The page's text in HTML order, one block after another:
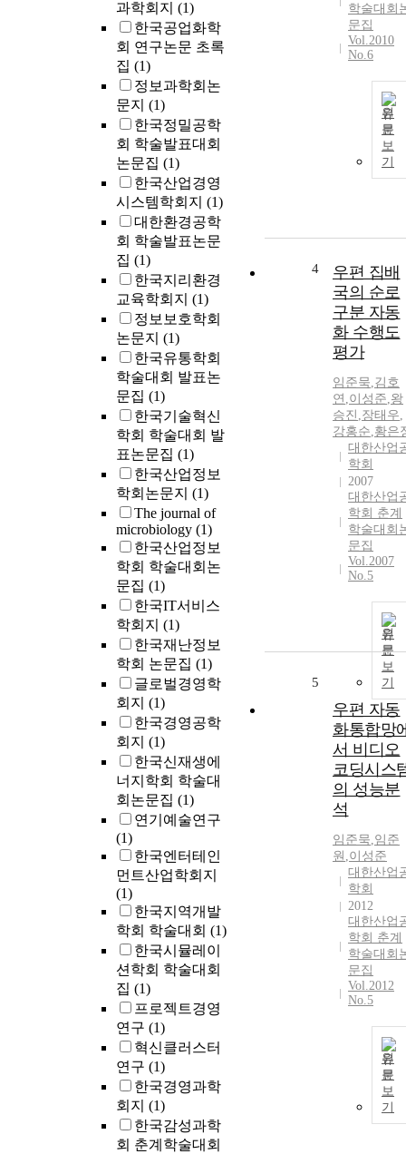
과학회지 (1)
한국공업화학
회 연구논문 초록
집 (1)
정보과학회논
문지 (1)
한국정밀공학
회 학술발표대회
논문집 (1)
한국산업경영
시스템학회지 (1)
대한환경공학
회 학술발표논문
집 (1)
한국지리환경
교육학회지 (1)
정보보호학회
논문지 (1)
한국유통학회
학술대회 발표논
문집 (1)
한국기술혁신
학회 학술대회 발
표논문집 (1)
한국산업정보
학회논문지 (1)
The journal of
microbiology (1)
한국산업정보
학회 학술대회논
문집 (1)
한국IT서비스
학회지 (1)
한국재난정보
학회 논문집 (1)
글로벌경영학
회지 (1)
한국경영공학
회지 (1)
한국신재생에
너지학회 학술대
회논문집 (1)
연기예술연구
(1)
한국엔터테인
먼트산업학회지
(1)
한국지역개발
학회 학술대회 (1)
한국시뮬레이
션학회 학술대회
집 (1)
프로젝트경영
연구 (1)
혁신클러스터
연구 (1)
한국경영과학
회지 (1)
한국감성과학
회 춘계학술대회
학술대회
문집
Vol.2010
No.6
원
문
보
기
4
우편 집배
국의 순로
구분 자동
화 수행도
평가
임준묵,김호
연 ,이성준,왕
승진 ,장태우,
강홍순,황은
대한산업
학회
2007
대한산업
학회 춘계
학술대회
문집
Vol.2007
No.5
원
문
보
기
5
우편 자동
화통합망
서 비디오
코딩시스
의 성능분
석
임준묵,임준
원 ,이성준
대한산업
학회
2012
대한산업
학회 춘계
학술대회
문집
Vol.2012
No.5
원
문
보
기